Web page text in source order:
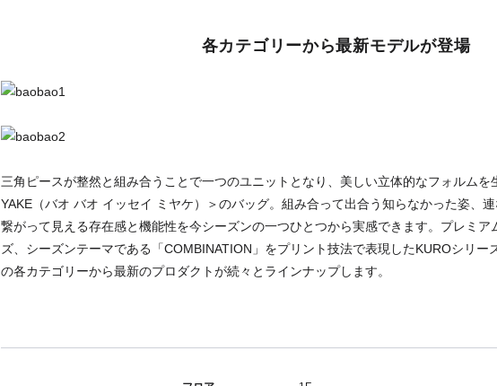
各カテゴリーから最新モデルが登場
三角ピースが整然と組み合うことで一つのユニットとなり、美しい立体的なフォルムを
YAKE（バオ バオ イッセイ ミヤケ）＞のバッグ。組み合って出合う知らなかった姿、連
繋がって見える存在感と機能性を今シーズンの一つひとつから実感できます。プレミア
ズ、シーズンテーマである「COMBINATION」をプリント技法で表現したKUROシリー
の各カテゴリーから最新のプロダクトが続々とラインナップします。